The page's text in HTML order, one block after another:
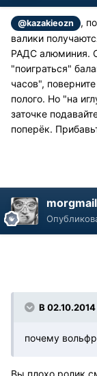
@kazakieozn
,
валики
РАДС алюминия.
"поиграться"
часов",
полого. Но "на
заточке
поперёк.
morgmail
В
почему